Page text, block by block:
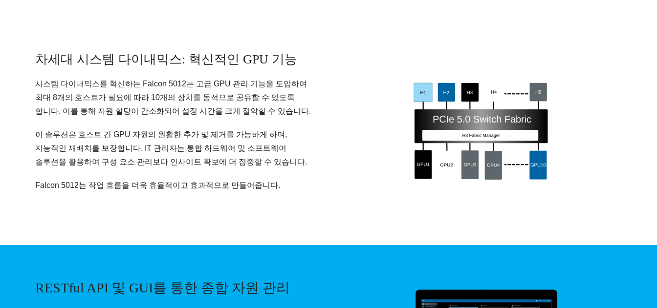
차세대 시스템 다이내믹스: 혁신적인 GPU 기능
시스템 다이내믹스를 혁신하는 Falcon 5012는 고급 GPU 관리 기능을 도입하여
최대 8개의 호스트가 필요에 따라 10개의 장치를 동적으로 공유할 수 있도록
합니다. 이를 통해 자원 할당이 간소화되어 설정 시간을 크게 절약할 수 있습니다.
이 솔루션은 호스트 간 GPU 자원의 원활한 추가 및 제거를 가능하게 하며,
지능적인 재배치를 보장합니다. IT 관리자는 통합 하드웨어 및 소프트웨어
솔루션을 활용하여 구성 요소 관리보다 인사이트 확보에 더 집중할 수 있습니다.
Falcon 5012는 작업 흐름을 더욱 효율적이고 효과적으로 만들어줍니다.
RESTful API 및 GUI를 통한 종합 자원 관리